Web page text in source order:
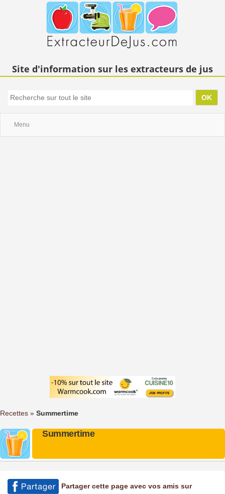
Site d'information sur les extracteurs de jus
Menu
Recettes » Summertime
Summertime
Partager cette page avec vos amis sur